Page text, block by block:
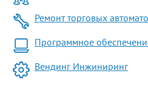
Ремонт торговых
Программное
Вендинг Инжиниринг